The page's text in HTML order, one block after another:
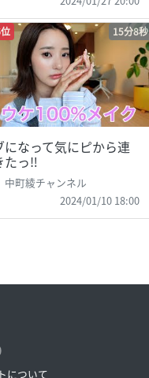
15分8秒
になって気にピから連
たっ‼️
中町綾チャンネル
2024/01/10 18:00
について